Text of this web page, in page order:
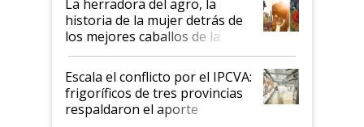
La herradora del agro, la
historia de la mujer detrás de
los mejores caballos de la
Argentina y los mitos que
todavía hacen sufrir a estos
animales: "Mientras me
descalificaban, yo seguí
haciendo currículum"
Escala el conflicto por el IPCVA:
frigoríficos de tres provincias
respaldaron el aporte